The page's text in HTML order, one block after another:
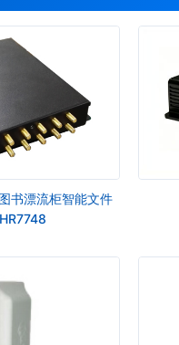
书漂流柜智能文件